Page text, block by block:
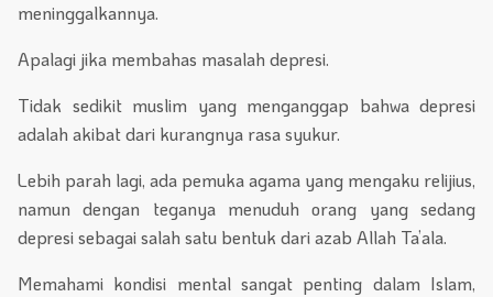
meninggalkannya.
Apalagi jika membahas masalah depresi.
Tidak sedikit muslim yang menganggap bahwa depresi
adalah akibat dari kurangnya rasa syukur.
Lebih parah lagi, ada pemuka agama yang mengaku relijius,
namun dengan teganya menuduh orang yang sedang
depresi sebagai salah satu bentuk dari azab Allah Ta’ala.
Memahami kondisi mental sangat penting dalam Islam,